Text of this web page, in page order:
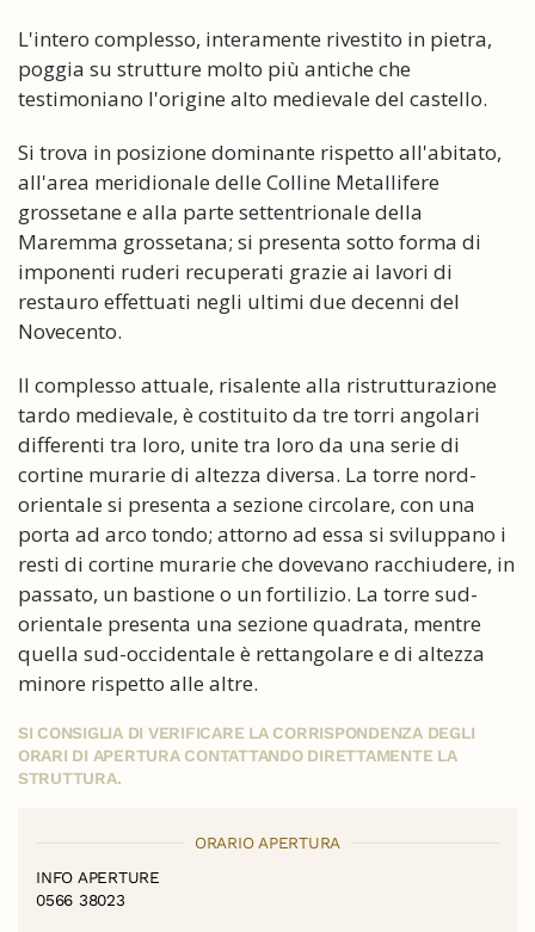
L'intero complesso, interamente rivestito in pietra,
poggia su strutture molto più antiche che
testimoniano l'origine alto medievale del castello.
Si trova in posizione dominante rispetto all'abitato,
all'area meridionale delle Colline Metallifere
grossetane e alla parte settentrionale della
Maremma grossetana; si presenta sotto forma di
imponenti ruderi recuperati grazie ai lavori di
restauro effettuati negli ultimi due decenni del
Novecento.
Il complesso attuale, risalente alla ristrutturazione
tardo medievale, è costituito da tre torri angolari
differenti tra loro, unite tra loro da una serie di
cortine murarie di altezza diversa. La torre nord-
orientale si presenta a sezione circolare, con una
porta ad arco tondo; attorno ad essa si sviluppano i
resti di cortine murarie che dovevano racchiudere, in
passato, un bastione o un fortilizio. La torre sud-
orientale presenta una sezione quadrata, mentre
quella sud-occidentale è rettangolare e di altezza
minore rispetto alle altre.
SI CONSIGLIA DI VERIFICARE LA CORRISPONDENZA DEGLI
ORARI DI APERTURA CONTATTANDO DIRETTAMENTE LA
STRUTTURA.
ORARIO APERTURA
INFO APERTURE
0566 38023